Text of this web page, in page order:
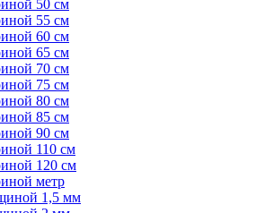
50 см
55 см
60 см
65 см
70 см
75 см
80 см
85 см
90 см
110 см
120 см
метр
1,5 мм